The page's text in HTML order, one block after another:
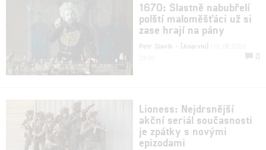
1670: Slastně nabubřelí
polští maloměšťáci už si
zase hrají na pány
Petr Slavík - (Anarvin)
0
Lioness: Nejdrsnější
akční seriál současnosti
je zpátky s novými
epizodami